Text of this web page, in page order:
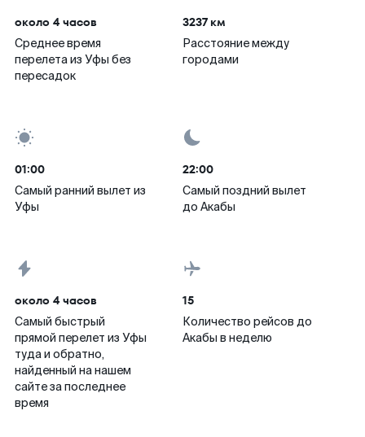
около 4 часов
Среднее время
перелета из Уфы без
пересадок
3237 км
Расстояние между
городами
01:00
Самый ранний вылет из
Уфы
22:00
Самый поздний вылет
до Акабы
около 4 часов
Самый быстрый
прямой перелет из Уфы
туда и обратно,
найденный на нашем
сайте за последнее
время
15
Количество рейсов до
Акабы в неделю